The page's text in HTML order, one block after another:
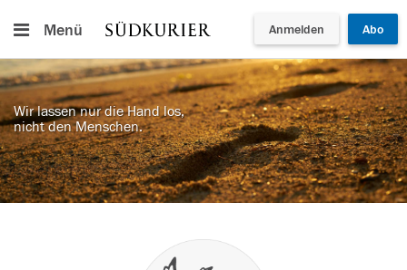
Menü Anmelden Abo
Wir lassen nur die Hand los,
nicht den Menschen.